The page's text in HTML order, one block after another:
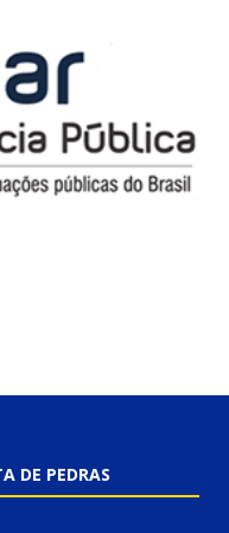
DE PEDRAS